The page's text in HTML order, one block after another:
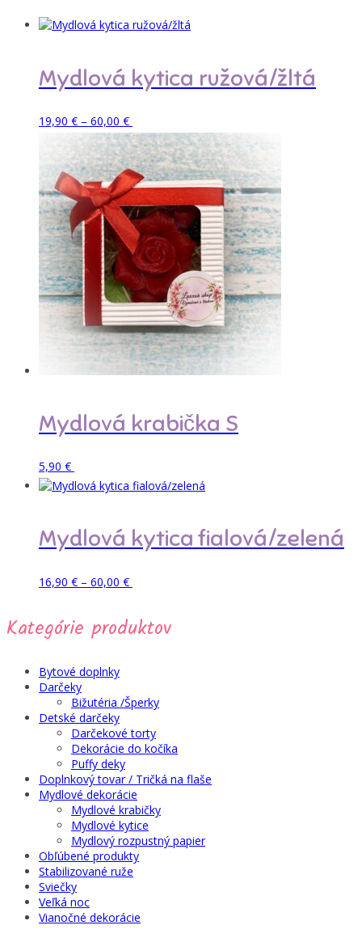
Mydlová kytica ružová/žltá
19,90 € – 60,00 €Price
range:
19,90 €
through
60,00 €
Možnosti
si
môžete
vybrať
na
stránke
produktu.
Mydlová krabička S
5,90 €
Mydlová kytica fialová/zelená
16,90 € – 60,00 €Price
through
Kategórie produktov
Bytové doplnky
Darčeky
Bižutéria /Šperky
Detské darčeky
Darčekové torty
Dekorácie do kočíka
Puffy deky
Doplnkový tovar / Tričká na flaše
Mydlové dekorácie
Mydlové krabičky
Mydlové kytice
Mydlový rozpustný papier
Obľúbené produkty
Stabilizované ruže
Sviečky
Veľká noc
Vianočné dekorácie